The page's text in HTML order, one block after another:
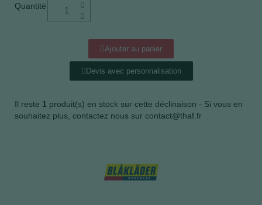
Quantité
Ajouter au panier
Devis avec personnalisation
Il reste 1 produit(s) en stock sur cette déclinaison - Si vous en
souhaitez plus, contactez nous sur contact@thaf.fr